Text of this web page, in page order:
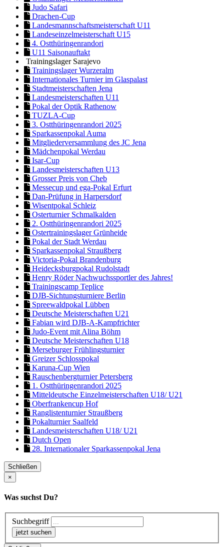
Judo Safari
Drachen-Cup
Landesmannschaftsmeisterschaft U11
Landeseinzelmeisterschaft U15
4. Ostthüringenrandori
U11 Saisonauftakt
Trainingslager Sarajevo
Trainingslager Wurzeralm
Internationales Turnier im Glaspalast
Stadtmeisterschaften Jena
Landesmeisterschaften U11
Pokal der Optik Rathenow
TUZLA-Cup
3. Ostthüringenrandori 2025
Sparkassenpokal Auma
Mitgliederversammlung des JC Jena
Mädchenpokal Werdau
Isar-Cup
Landesmeisterschaften U13
Grosser Preis von Cheb
Messecup und ega-Pokal Erfurt
Dan-Prüfung in Harpersdorf
Wisentpokal Schleiz
Osterturnier Schmalkalden
2. Ostthüringenrandori 2025
Ostertrainingslager Grünheide
Pokal der Stadt Werdau
Sparkassenpokal Straußberg
Victoria-Pokal Brandenburg
Heidecksburgpokal Rudolstadt
Henry Röder Nachwuchssportler des Jahres!
Trainingscamp Teplice
DJB-Sichtungsturniere Berlin
Spreewaldpokal Lübben
Deutsche Meisterschaften U21
Fabian wird DJB-A-Kampfrichter
Judo-Event mit Alina Böhm
Deutsche Meisterschaften U18
Merseburger Frühlingsturnier
Greizer Schlosspokal
Karuna-Cup Wien
Rauschenbergturnier Petersberg
1. Ostthüringenrandori 2025
Mitteldeutsche Einzelmeisterschaften U18/ U21
Oberfrankencup Hof
Ranglistenturnier Straußberg
Pokalturnier Saalfeld
Landesmeisterschaften U18/ U21
Dutch Open
28. Internationaler Sparkassenpokal Jena
Schließen
×
Was suchst Du?
Suchbegriff